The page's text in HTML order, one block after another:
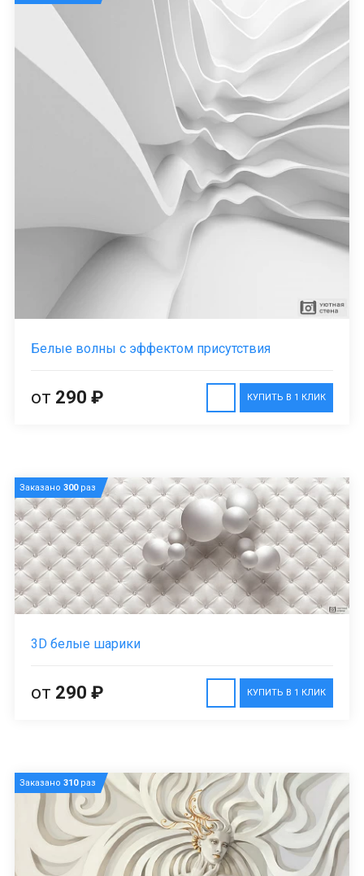
Белые волны с эффектом присутствия
КУПИТЬ В 1 КЛИК
от 290 ₽
Заказано 300раз
3D белые шарики
КУПИТЬ В 1 КЛИК
от 290 ₽
Заказано 310раз